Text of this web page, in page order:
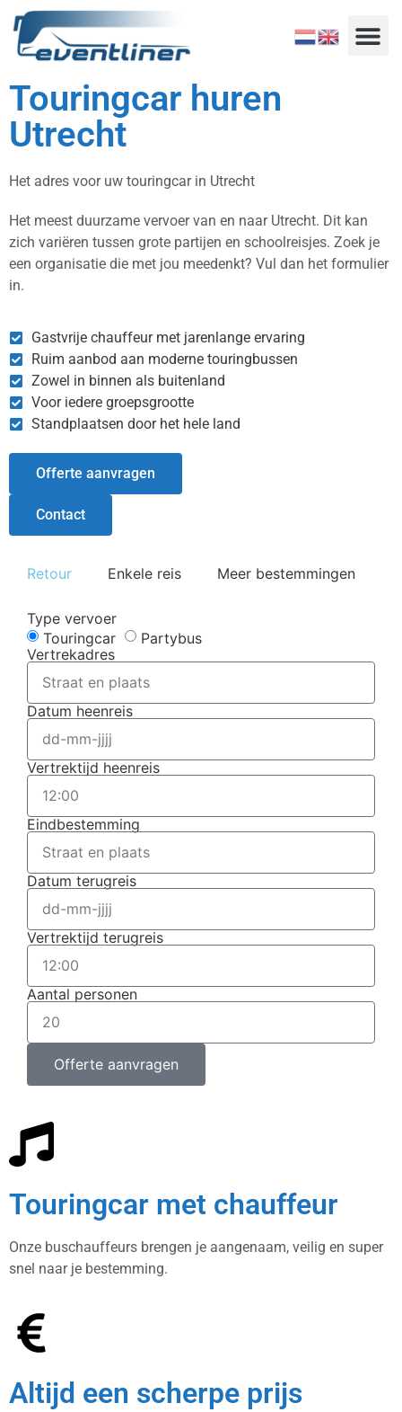
Touringcar huren
Utrecht
Het adres voor uw touringcar in Utrecht
Het meest duurzame vervoer van en naar Utrecht. Dit kan
zich variëren tussen grote partijen en schoolreisjes. Zoek je
een organisatie die met jou meedenkt? Vul dan het formulier
in.
Gastvrije chauffeur met jarenlange ervaring
Ruim aanbod aan moderne touringbussen
Zowel in binnen als buitenland
Voor iedere groepsgrootte
Standplaatsen door het hele land
Offerte aanvragen
Contact
Retour Enkele reis Meer bestemmingen
Type vervoer
Touringcar
Partybus
Vertrekadres
Datum heenreis
Vertrektijd heenreis
Eindbestemming
Datum terugreis
Vertrektijd terugreis
Aantal personen
Offerte aanvragen
Touringcar met chauffeur
Onze buschauffeurs brengen je aangenaam, veilig en super
snel naar je bestemming.
Altijd een scherpe prijs